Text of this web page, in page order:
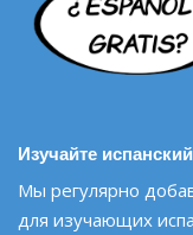
Изучайте
Мы регулярно
для изучающих